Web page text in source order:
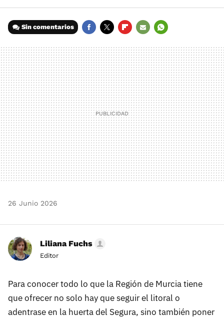
Sin comentarios
MAIL
26 Junio 2026
Liliana Fuchs
Editor
Para conocer todo lo que la Región de Murcia tiene
que ofrecer no solo hay que seguir el litoral o
adentrase en la huerta del Segura, sino también poner